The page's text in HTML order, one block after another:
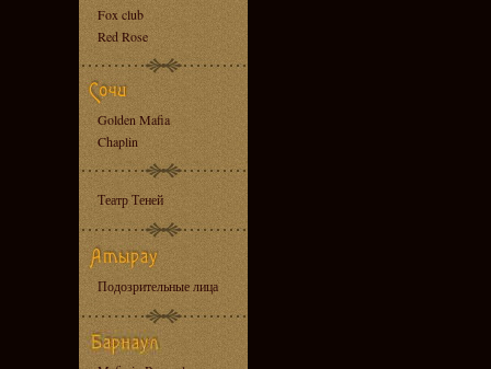
Fox club
Red Rose
Golden Mafia
Chaplin
Театр Теней
Подозрительные лица